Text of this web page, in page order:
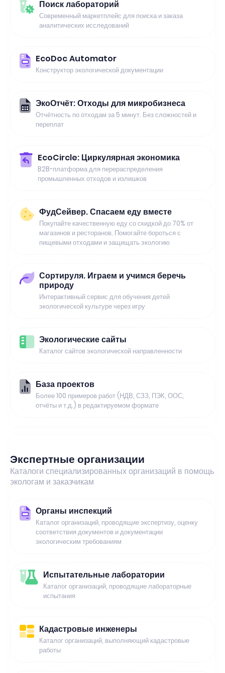
Поиск лабораторий
Современный маркетплейс для поиска и заказа
аналитических исследований
EcoDoc Automator
Конструктор экологической документации
ЭкоОтчёт: Отходы для микробизнеса
Отчётность по отходам за 5 минут. Без сложностей и
переплат
EcoCircle: Циркулярная экономика
B2B-платформа для перераспределения
промышленных отходов и излишков
ФудСейвер. Спасаем еду вместе
Покупайте качественную еду со скидкой до 70% от
магазинов и ресторанов. Помогайте бороться с
пищевыми отходами и защищать экологию
Сортируля. Играем и учимся беречь
природу
Интерактивный сервис для обучения детей
экологической культуре через игру
Экологические сайты
Каталог сайтов экологической направленности
База проектов
Более 100 примеров работ (НДВ, СЗЗ, ПЭК, ООС,
отчёты и т.д.) в редактируемом формате
Экспертные организации
Каталоги специализированных организаций в помощь
экологам и заказчикам
Органы инспекций
Каталог организаций, проводящие экспертизу, оценку
соответствия документов и документации
экологическим требованиям
Испытательные лаборатории
Каталог организаций, проводящие лабораторные
испытания
Кадастровые инженеры
Каталог организаций, выполняющий кадастровые
работы